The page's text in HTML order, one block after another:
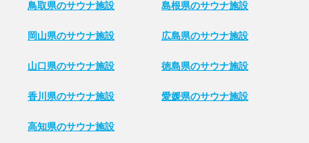
鳥取県のサウナ施設 島根県のサウナ施設
岡山県のサウナ施設 広島県のサウナ施設
山口県のサウナ施設 徳島県のサウナ施設
香川県のサウナ施設 愛媛県のサウナ施設
高知県のサウナ施設